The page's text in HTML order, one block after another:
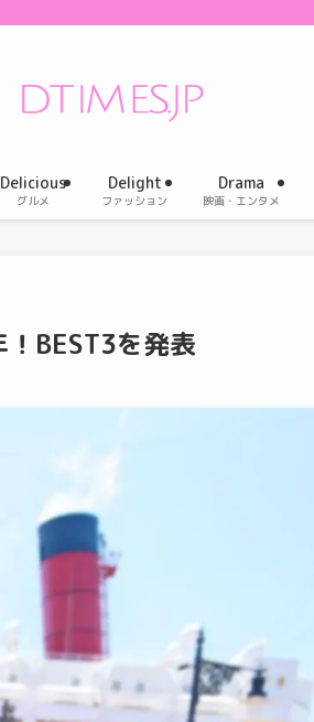
Delicious
グルメ
Delight
ファッション
Drama
映画・エンタメ
BEST3を発表